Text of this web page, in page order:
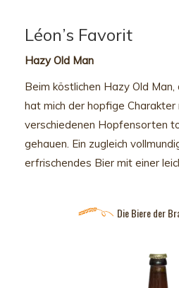
Léon’s Favorit
Hazy Old Man
Beim köstlichen Hazy Old
hat mich der hopfige Charakter
verschiedenen Hopfensorten
gehauen. Ein zugleich
erfrischendes Bier mit einer
Die Biere der